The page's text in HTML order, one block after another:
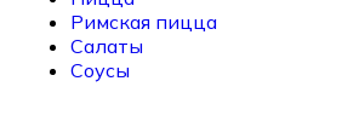
Римская пицца
Салаты
Соусы